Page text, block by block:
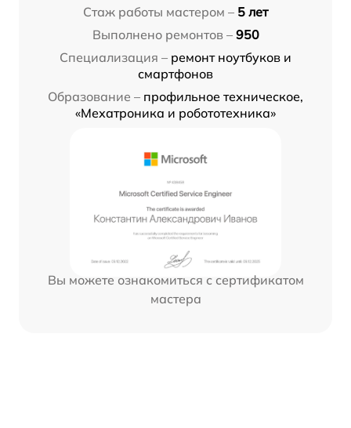
Стаж работы мастером – 5 лет
Выполнено ремонтов – 950
Специализация – ремонт ноутбуков и
смартфонов
Образование – профильное техническое,
«Мехатроника и робототехника»
Вы можете ознакомиться с сертификатом
мастера